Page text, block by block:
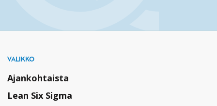
VALIKKO
Ajankohtaista
Lean Six Sigma